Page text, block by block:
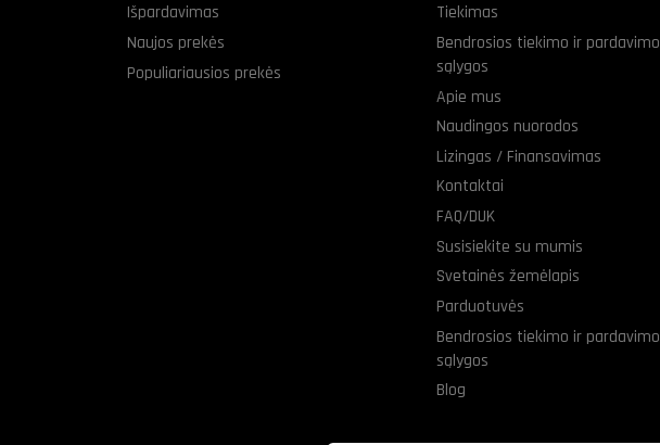
Išpardavimas
Naujos prekės
Populiariausios prekės
Tiekimas
Bendrosios tiekimo ir pardavimo
sąlygos
Apie mus
Naudingos nuorodos
Lizingas / Finansavimas
Kontaktai
FAQ/DUK
Susisiekite su mumis
Svetainės žemėlapis
Parduotuvės
Bendrosios tiekimo ir pardavimo
sąlygos
Blog